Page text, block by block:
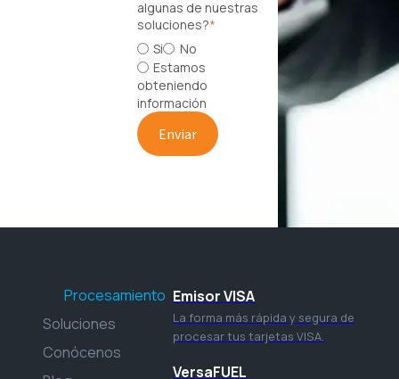
algunas de nuestras
soluciones?*
Si
No
Estamos
obteniendo
información
Procesamiento
Soluciones
Conócenos
Emisor VISA
La forma más rápida y segura de
procesar tus tarjetas VISA.
VersaFUEL